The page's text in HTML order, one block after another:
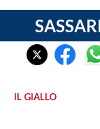
CRONACA
CAGLIARI
SULCIS IGLESIENTE
IL GIALLO